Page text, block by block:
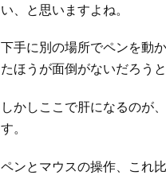
い、と思いますよね。
下手に別の場所でペンを動
たほうが面倒がないだろう
しかしここで肝になるのが
す。
ペンとマウスの操作、これ